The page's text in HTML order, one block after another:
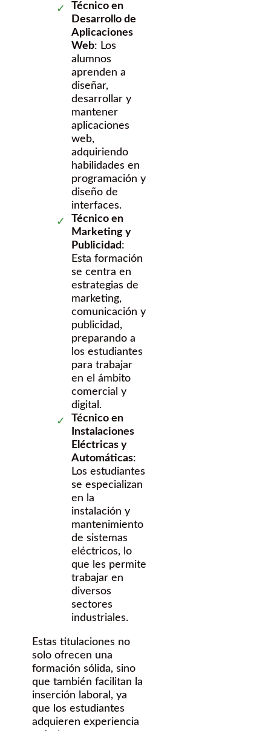
Técnico en
Desarrollo de
Aplicaciones
Web: Los
alumnos
aprenden a
diseñar,
desarrollar y
mantener
aplicaciones
web,
adquiriendo
habilidades en
programación y
diseño de
interfaces.
Técnico en
Marketing y
Publicidad:
Esta formación
se centra en
estrategias de
marketing,
comunicación y
publicidad,
preparando a
los estudiantes
para trabajar
en el ámbito
comercial y
digital.
Técnico en
Instalaciones
Eléctricas y
Automáticas:
Los estudiantes
se especializan
en la
instalación y
mantenimiento
de sistemas
eléctricos, lo
que les permite
trabajar en
diversos
sectores
industriales.
Estas titulaciones no
solo ofrecen una
formación sólida, sino
que también facilitan la
inserción laboral, ya
que los estudiantes
adquieren experiencia